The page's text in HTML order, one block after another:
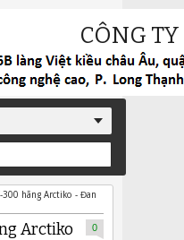
CÔNG
300 hãng Arctiko - Đan
Arctiko
0